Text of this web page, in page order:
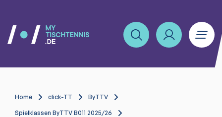
Home click-TT ByTTV
Spielklassen ByTTV B011 2025/26